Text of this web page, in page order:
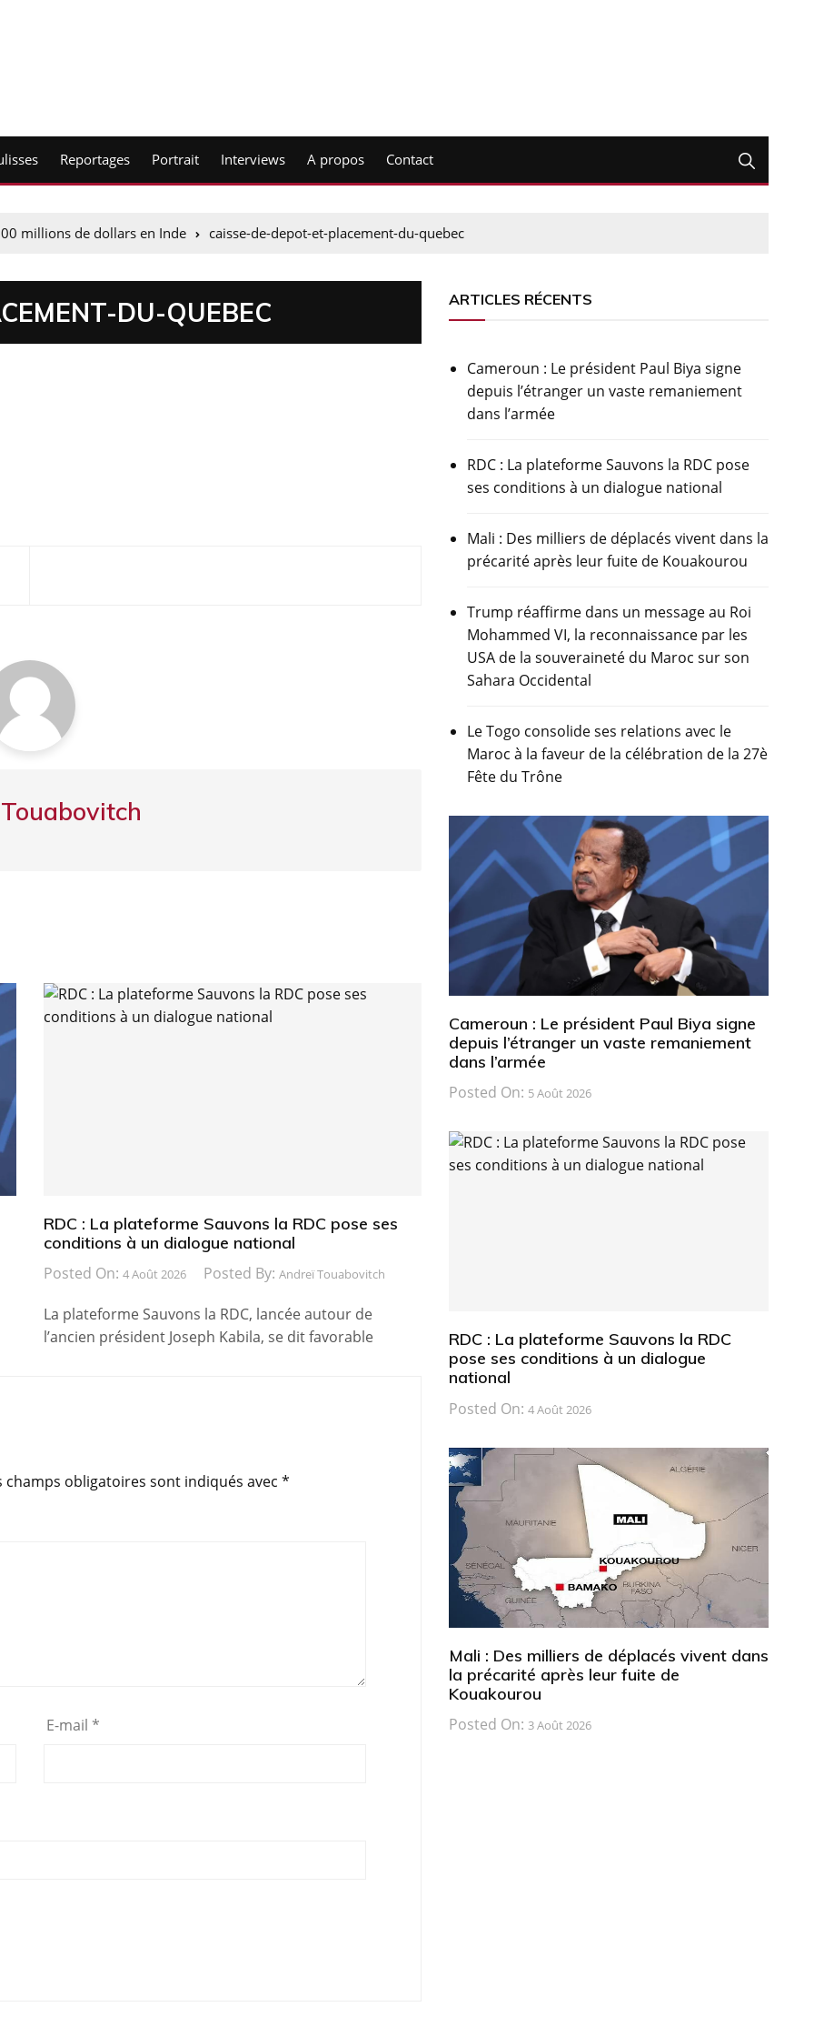
Reportages Portrait Interviews A propos Contact
millions de dollars en Inde caisse-de-depot-et-placement-du-quebec
DU-QUEBEC
RDC : La plateforme Sauvons la RDC pose ses
conditions à un dialogue national
Posted On: 4 Août 2026 Posted By: Andreï Touabovitch
La plateforme Sauvons la RDC, lancée autour de
l’ancien président Joseph Kabila, se dit favorable
champs obligatoires sont indiqués avec *
E-mail *
ARTICLES RÉCENTS
Cameroun : Le président Paul Biya signe
depuis l’étranger un vaste remaniement
dans l’armée
RDC : La plateforme Sauvons la RDC pose
ses conditions à un dialogue national
Mali : Des milliers de déplacés vivent dans la
précarité après leur fuite de Kouakourou
Trump réaffirme dans un message au Roi
Mohammed VI, la reconnaissance par les
USA de la souveraineté du Maroc sur son
Sahara Occidental
Le Togo consolide ses relations avec le
Maroc à la faveur de la célébration de la 27è
Fête du Trône
Cameroun : Le président Paul Biya signe
depuis l’étranger un vaste remaniement
dans l’armée
Posted On: 5 Août 2026
RDC : La plateforme Sauvons la RDC
pose ses conditions à un dialogue
national
Posted On: 4 Août 2026
Mali : Des milliers de déplacés vivent dans
la précarité après leur fuite de
Kouakourou
Posted On: 3 Août 2026